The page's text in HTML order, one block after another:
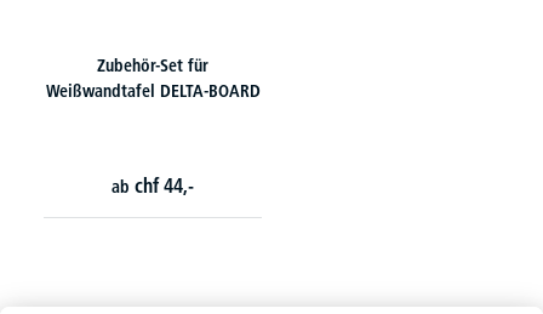
Zubehör-Set für
Weißwandtafel DELTA-BOARD
ab chf 44,-